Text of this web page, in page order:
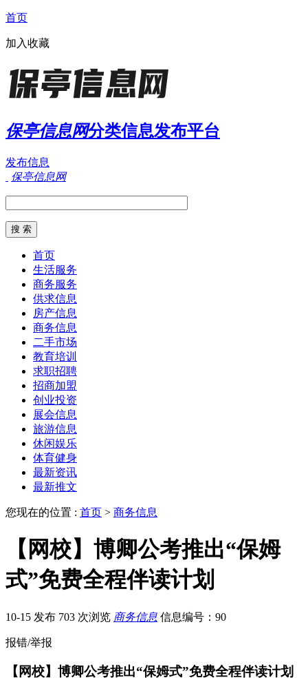
首页
加入收藏
保亭信息网分类信息发布平台
发布信息
保亭信息网
首页
生活服务
商务服务
供求信息
房产信息
商务信息
二手市场
教育培训
求职招聘
招商加盟
创业投资
展会信息
旅游信息
休闲娱乐
体育健身
最新资讯
最新推文
您现在的位置 : 首页 > 商务信息
【网校】博卿公考推出“保姆
式”免费全程伴读计划
10-15 发布 703 次浏览 商务信息 信息编号：90
报错/举报
【网校】博卿公考推出“保姆式”免费全程伴读计划